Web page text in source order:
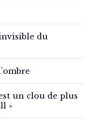
du
un clou de plus
»